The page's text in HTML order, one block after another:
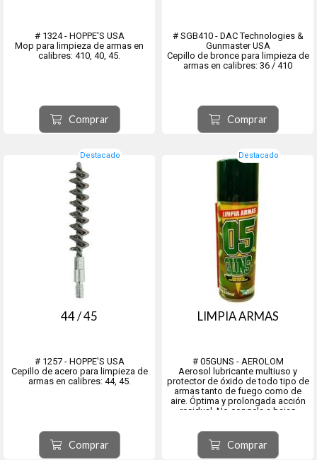
# 1324 - HOPPE'S USA
Mop para limpieza de armas en
calibres: 410, 40, 45.
Comprar
# SGB410 - DAC Technologies &
Gunmaster USA
Cepillo de bronce para limpieza de
armas en calibres: 36 / 410
Comprar
Destacado
44 / 45
# 1257 - HOPPE'S USA
Cepillo de acero para limpieza de
armas en calibres: 44, 45.
Comprar
Destacado
LIMPIA ARMAS
# 05GUNS - AEROLOM
Aerosol lubricante multiuso y
protector de óxido de todo tipo de
armas tanto de fuego como de
aire. Óptima y prolongada acción
residual. No congela a bajas
con el calor. Específico para
limpiar y desengrasar superficies.
Destrabar y lubricar meca...
Comprar